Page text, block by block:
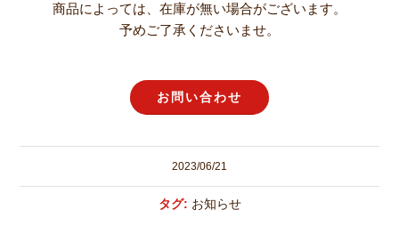
商品によっては、在庫が無い場合がございます。
予めご了承くださいませ。
お問い合わせ
2023/06/21
タグ: お知らせ